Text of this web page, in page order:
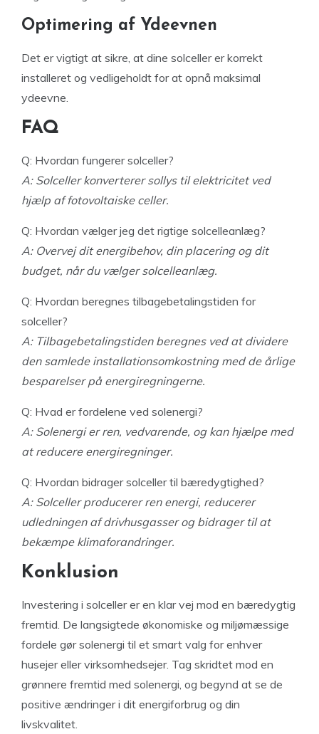
Optimering af Ydeevnen
Det er vigtigt at sikre, at dine solceller er korrekt
installeret og vedligeholdt for at opnå maksimal
ydeevne.
FAQ
Q: Hvordan fungerer solceller?
A: Solceller konverterer sollys til elektricitet ved
hjælp af fotovoltaiske celler.
Q: Hvordan vælger jeg det rigtige solcelleanlæg?
A: Overvej dit energibehov, din placering og dit
budget, når du vælger solcelleanlæg.
Q: Hvordan beregnes tilbagebetalingstiden for
solceller?
A: Tilbagebetalingstiden beregnes ved at dividere
den samlede installationsomkostning med de årlige
besparelser på energiregningerne.
Q: Hvad er fordelene ved solenergi?
A: Solenergi er ren, vedvarende, og kan hjælpe med
at reducere energiregninger.
Q: Hvordan bidrager solceller til bæredygtighed?
A: Solceller producerer ren energi, reducerer
udledningen af drivhusgasser og bidrager til at
bekæmpe klimaforandringer.
Konklusion
Investering i solceller er en klar vej mod en bæredygtig
fremtid. De langsigtede økonomiske og miljømæssige
fordele gør solenergi til et smart valg for enhver
husejer eller virksomhedsejer. Tag skridtet mod en
grønnere fremtid med solenergi, og begynd at se de
positive ændringer i dit energiforbrug og din
livskvalitet.